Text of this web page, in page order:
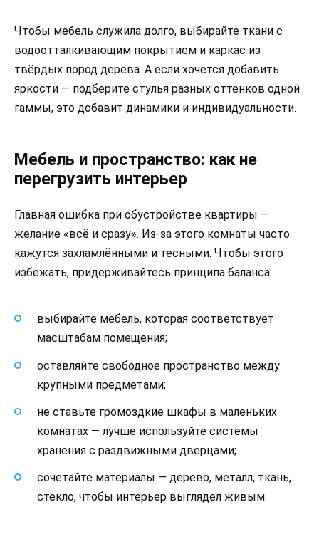
Чтобы мебель служила долго, выбирайте ткани с
водоотталкивающим покрытием и каркас из
твёрдых пород дерева. А если хочется добавить
яркости — подберите стулья разных оттенков одной
гаммы, это добавит динамики и индивидуальности.
Мебель и пространство: как не
перегрузить интерьер
Главная ошибка при обустройстве квартиры —
желание «всё и сразу». Из-за этого комнаты часто
кажутся захламлёнными и тесными. Чтобы этого
избежать, придерживайтесь принципа баланса:
выбирайте мебель, которая соответствует
масштабам помещения;
оставляйте свободное пространство между
крупными предметами;
не ставьте громоздкие шкафы в маленьких
комнатах — лучше используйте системы
хранения с раздвижными дверцами;
сочетайте материалы — дерево, металл, ткань,
стекло, чтобы интерьер выглядел живым.